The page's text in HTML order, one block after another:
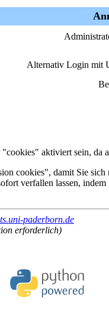
Alternativ Login mit
aktiviert sein, da
cookies", damit Sie
verfallen lassen, indem
paderborn.de
erforderlich)